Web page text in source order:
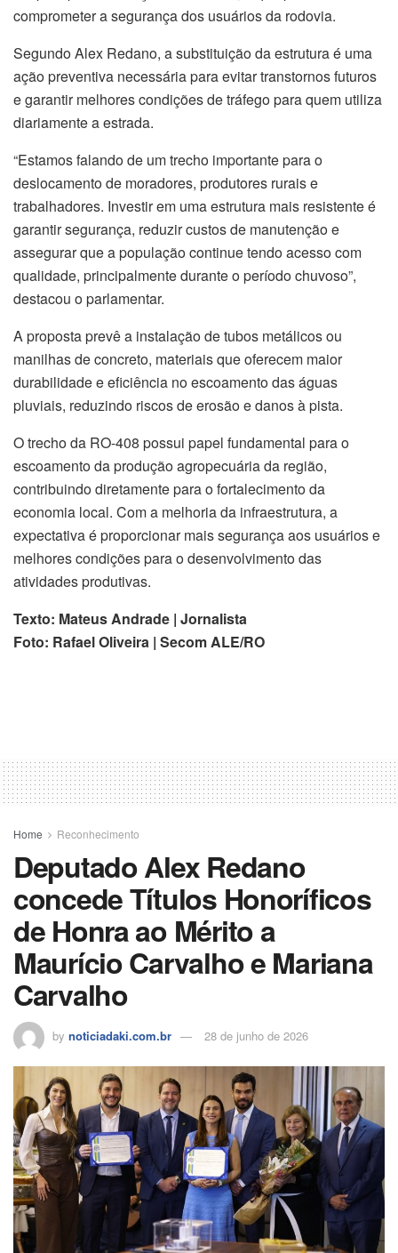
comprometer a segurança dos usuários da rodovia.
Segundo Alex Redano, a substituição da estrutura é uma
ação preventiva necessária para evitar transtornos futuros
e garantir melhores condições de tráfego para quem utiliza
diariamente a estrada.
“Estamos falando de um trecho importante para o
deslocamento de moradores, produtores rurais e
trabalhadores. Investir em uma estrutura mais resistente é
garantir segurança, reduzir custos de manutenção e
assegurar que a população continue tendo acesso com
qualidade, principalmente durante o período chuvoso”,
destacou o parlamentar.
A proposta prevê a instalação de tubos metálicos ou
manilhas de concreto, materiais que oferecem maior
durabilidade e eficiência no escoamento das águas
pluviais, reduzindo riscos de erosão e danos à pista.
O trecho da RO-408 possui papel fundamental para o
escoamento da produção agropecuária da região,
contribuindo diretamente para o fortalecimento da
economia local. Com a melhoria da infraestrutura, a
expectativa é proporcionar mais segurança aos usuários e
melhores condições para o desenvolvimento das
atividades produtivas.
Texto: Mateus Andrade | Jornalista
Foto: Rafael Oliveira | Secom ALE/RO
Home Reconhecimento
Deputado Alex Redano
concede Títulos Honoríficos
de Honra ao Mérito a
Maurício Carvalho e Mariana
Carvalho
by noticiadaki.com.br 28 de junho de 2026